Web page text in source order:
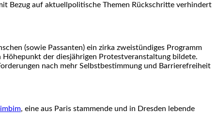
Bezug auf aktuellpolitische Themen Rückschritte verhindert
(sowie Passanten) ein zirka zweistündiges Programm
Höhepunkt der diesjährigen Protestveranstaltung bildete.
nach mehr Selbstbestimmung und Barrierefreiheit
, eine aus Paris stammende und in Dresden lebende